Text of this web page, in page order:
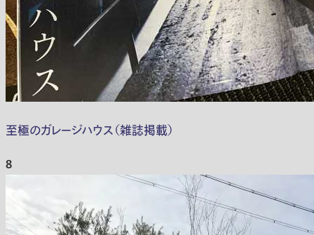
至極のガレージハウス（雑誌掲載）
8